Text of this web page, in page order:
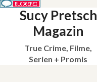
Sucy Pretsch
Magazin
True Crime, Filme,
Serien + Promis